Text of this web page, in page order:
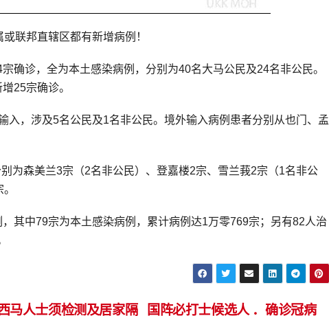
联邦直辖区都有新增病例！
确诊，全为本土感染病例，分别为40名大马公民及24名非公民。
25宗确诊。
入，涉及5名公民及1名非公民。境外输入病例患者分别从也门、孟
为森美兰3宗（2名非公民）、登嘉楼2宗、雪兰莪2宗（1名非公
其中79宗为本土感染病例，累计病例达1万零769宗；另有82人治
国阵必打士候选人 ．确诊冠病
马人士须检测及居家隔